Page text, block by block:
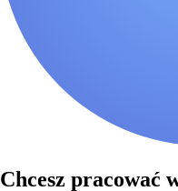
Chcesz pracować